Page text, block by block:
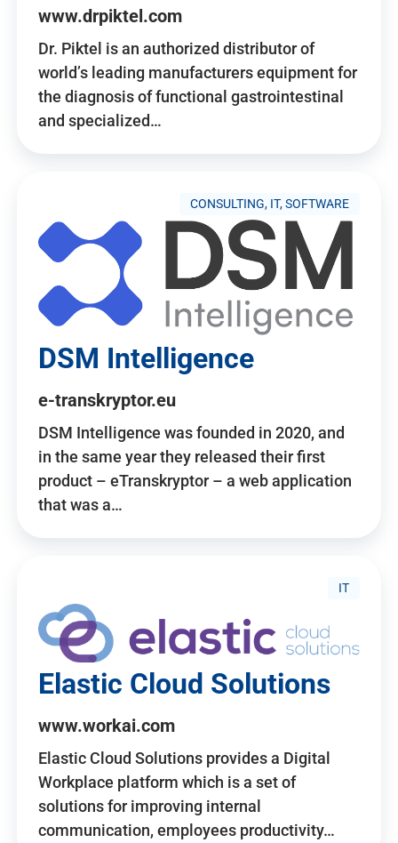
www.drpiktel.com
Dr. Piktel is an authorized distributor of
world’s leading manufacturers equipment for
the diagnosis of functional gastrointestinal
and specialized…
CONSULTING, IT, SOFTWARE
DSM Intelligence
e-transkryptor.eu
DSM Intelligence was founded in 2020, and
in the same year they released their first
product – eTranskryptor – a web application
that was a…
IT
Elastic Cloud Solutions
www.workai.com
Elastic Cloud Solutions provides a Digital
Workplace platform which is a set of
solutions for improving internal
communication, employees productivity…